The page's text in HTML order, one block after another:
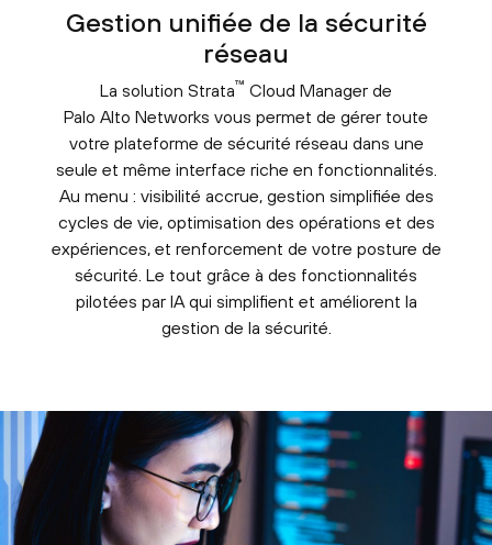
Gestion unifiée de la sécurité
réseau
La solution Strata™ Cloud Manager de
Palo Alto Networks vous permet de gérer toute
votre plateforme de sécurité réseau dans une
seule et même interface riche en fonctionnalités.
Au menu : visibilité accrue, gestion simplifiée des
cycles de vie, optimisation des opérations et des
expériences, et renforcement de votre posture de
sécurité. Le tout grâce à des fonctionnalités
pilotées par IA qui simplifient et améliorent la
gestion de la sécurité.